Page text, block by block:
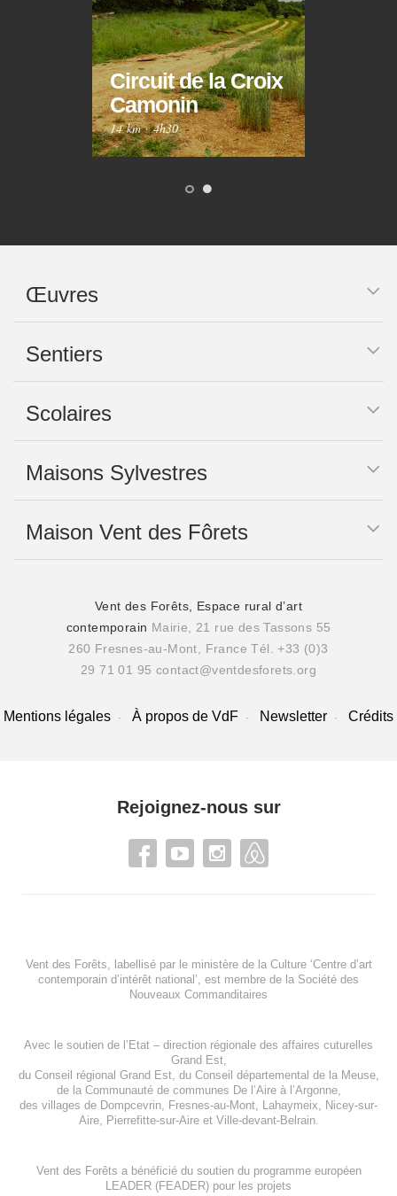
Circuit de la Croix
Camonin
14 km·4h30
Œuvres
Sentiers
Scolaires
Maisons Sylvestres
Maison Vent des Fôrets
Vent des Forêts, Espace rural d’art
contemporain Mairie, 21 rue des Tassons 55
260 Fresnes-au-Mont, France Tél. +33 (0)3
29 71 01 95 contact@ventdesforets.org
Mentions légales À propos de VdF Newsletter Crédits
Rejoignez-nous sur
Vent des Forêts, labellisé par le ministère de la Culture ‘Centre d’art
contemporain d’intérêt national’, est membre de la Société des
Nouveaux Commanditaires
Avec le soutien de l’ Etat – direction régionale des affaires cuturelles
Grand Est,
du Conseil régional Grand Est, du Conseil départemental de la Meuse,
de la Communauté de communes De l’Aire à l’Argonne,
des villages de Dompcevrin, Fresnes-au-Mont, Lahaymeix, Nicey-sur-
Aire, Pierrefitte-sur-Aireet Ville-devant-Belrain.
Vent des Forêts a bénéficié du soutien du programme européen
LEADER (FEADER) pour les projets